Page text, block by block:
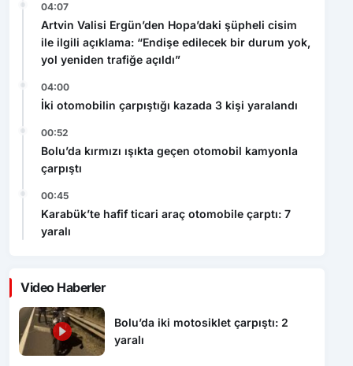
04:07
Artvin Valisi Ergün’den Hopa’daki şüpheli cisim
ile ilgili açıklama: “Endişe edilecek bir durum yok,
yol yeniden trafiğe açıldı”
04:00
İki otomobilin çarpıştığı kazada 3 kişi yaralandı
00:52
Bolu’da kırmızı ışıkta geçen otomobil kamyonla
çarpıştı
00:45
Karabük’te hafif ticari araç otomobile çarptı: 7
yaralı
Video Haberler
Bolu’da iki motosiklet çarpıştı: 2
yaralı